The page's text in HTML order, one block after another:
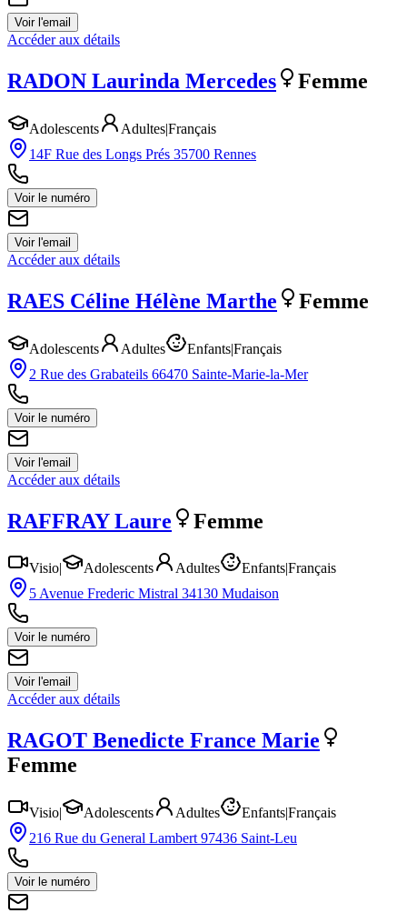
Voir l'email
Accéder aux détails
RADON Laurinda Mercedes Femme
Adolescents Adultes|Français
14F Rue des Longs Prés 35700 Rennes
Voir le numéro
Voir l'email
Accéder aux détails
RAES Céline Hélène Marthe Femme
Adolescents Adultes Enfants|Français
2 Rue des Grabateils 66470 Sainte-Marie-la-Mer
Voir le numéro
Voir l'email
Accéder aux détails
RAFFRAY Laure Femme
Visio| Adolescents Adultes Enfants|Français
5 Avenue Frederic Mistral 34130 Mudaison
Voir le numéro
Voir l'email
Accéder aux détails
RAGOT Benedicte France Marie
Femme
Visio| Adolescents Adultes Enfants|Français
216 Rue du General Lambert 97436 Saint-Leu
Voir le numéro